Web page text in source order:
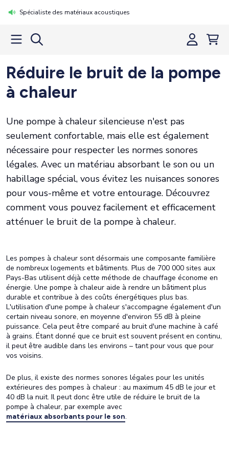
Spécialiste des matériaux acoustiques
Réduire le bruit de la pompe
à chaleur
Une pompe à chaleur silencieuse n'est pas
seulement confortable, mais elle est également
nécessaire pour respecter les normes sonores
légales. Avec un matériau absorbant le son ou un
habillage spécial, vous évitez les nuisances sonores
pour vous-même et votre entourage. Découvrez
comment vous pouvez facilement et efficacement
atténuer le bruit de la pompe à chaleur.
Les pompes à chaleur sont désormais une composante familière
de nombreux logements et bâtiments. Plus de 700 000 sites aux
Pays-Bas utilisent déjà cette méthode de chauffage économe en
énergie. Une pompe à chaleur aide à rendre un bâtiment plus
durable et contribue à des coûts énergétiques plus bas.
L'utilisation d'une pompe à chaleur s'accompagne également d'un
certain niveau sonore, en moyenne d'environ 55 dB à pleine
puissance. Cela peut être comparé au bruit d'une machine à café
à grains. Étant donné que ce bruit est souvent présent en continu,
il peut être audible dans les environs – tant pour vous que pour
vos voisins.
De plus, il existe des normes sonores légales pour les unités
extérieures des pompes à chaleur : au maximum 45 dB le jour et
40 dB la nuit. Il peut donc être utile de réduire le bruit de la
pompe à chaleur, par exemple avec
matériaux absorbants pour le son.